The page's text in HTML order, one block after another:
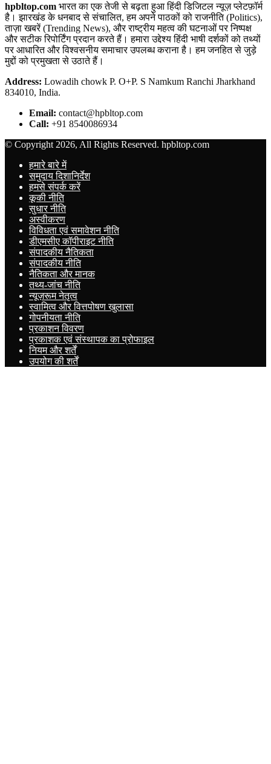
hpbltop.com भारत का एक तेजी से बढ़ता हुआ हिंदी डिजिटल न्यूज़ प्लेटफ़ॉर्म
है। झारखंड के धनबाद से संचालित, हम अपने पाठकों को राजनीति (Politics),
ताज़ा खबरें (Trending News), और राष्ट्रीय महत्व की घटनाओं पर निष्पक्ष
और सटीक रिपोर्टिंग प्रदान करते हैं। हमारा उद्देश्य हिंदी भाषी दर्शकों को तथ्यों
पर आधारित और विश्वसनीय समाचार उपलब्ध कराना है। हम जनहित से जुड़े
मुद्दों को प्रमुखता से उठाते हैं।
Address: Lowadih chowk P. O+P. S Namkum Ranchi Jharkhand
834010, India.
Email: contact@hpbltop.com
Call: +91 8540086934
© Copyright 2026, All Rights Reserved. hpbltop.com
हमारे बारे में
समुदाय दिशानिर्देश
हमसे संपर्क करें
कूकी नीति
सुधार नीति
अस्वीकरण
विविधता एवं समावेशन नीति
डीएमसीए कॉपीराइट नीति
संपादकीय नैतिकता
संपादकीय नीति
नैतिकता और मानक
तथ्य-जांच नीति
न्यूज़रूम नेतृत्व
स्वामित्व और वित्तपोषण खुलासा
गोपनीयता नीति
प्रकाशन विवरण
प्रकाशक एवं संस्थापक का प्रोफाइल
नियम और शर्तें
उपयोग की शर्तें